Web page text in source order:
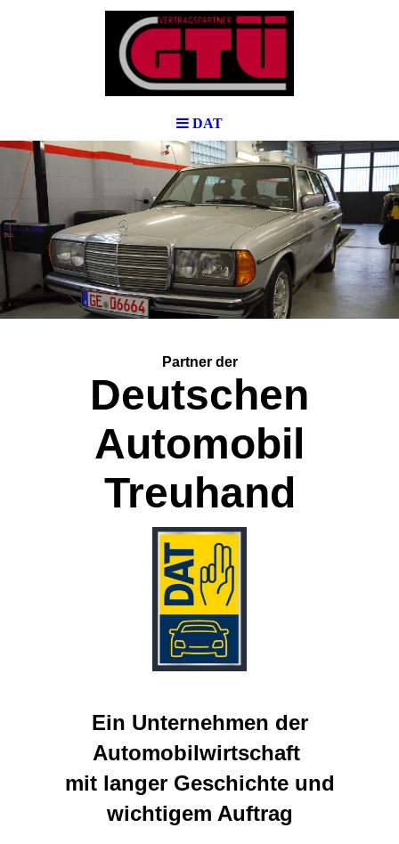
DAT
Partner der
Deutschen
Automobil
Treuhand
Ein Unternehmen der
Automobilwirtschaft
mit langer Geschichte und
wichtigem Auftrag